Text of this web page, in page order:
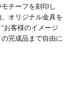
チーフを刻印し
オリジナル金具を
お客様のイメージ
完成品まで自由に